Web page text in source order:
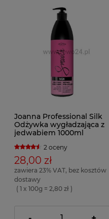
Joanna Professional Silk
Odżywka wygładzająca z
jedwabiem 1000ml
2 oceny
28,00 zł
zawiera 23% VAT, bez kosztów
dostawy
( 1 x 100g = 2,80 zł )